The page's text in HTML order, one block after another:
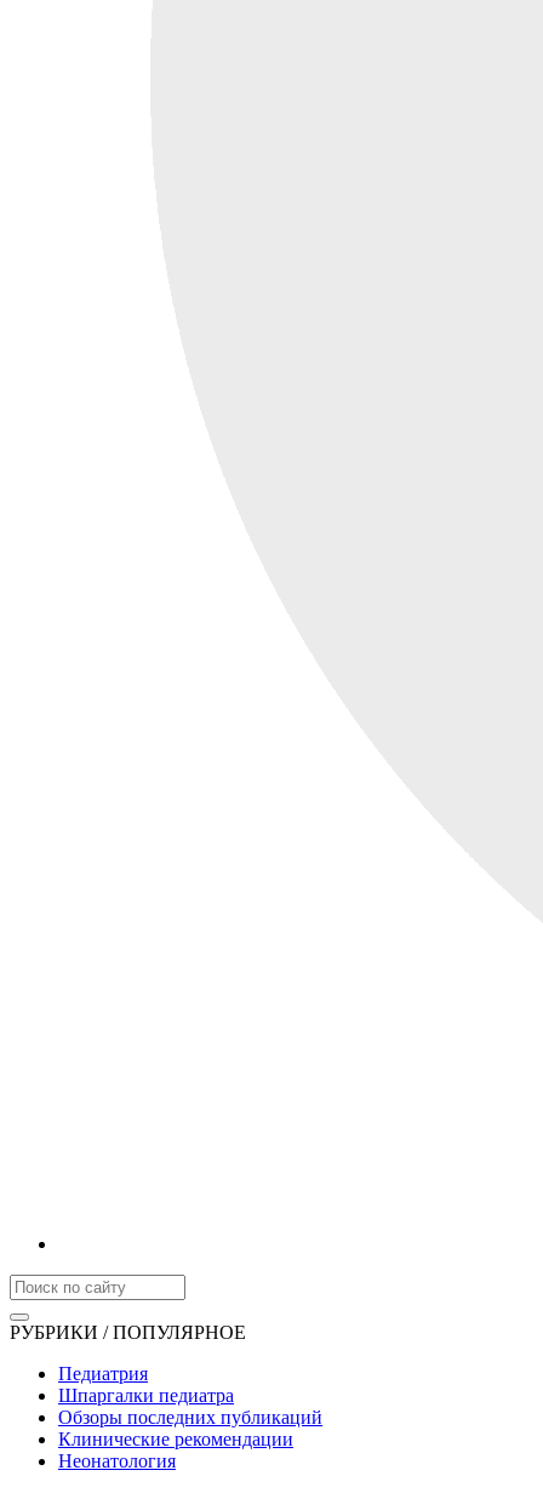
РУБРИКИ / ПОПУЛЯРНОЕ
Педиатрия
Шпаргалки педиатра
Обзоры последних публикаций
Клинические рекомендации
Неонатология